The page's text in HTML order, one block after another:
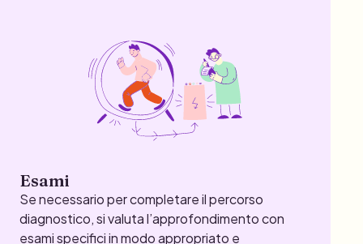
Esami
Se necessario per completare il percorso
diagnostico, si valuta l’approfondimento con
esami specifici in modo appropriato e